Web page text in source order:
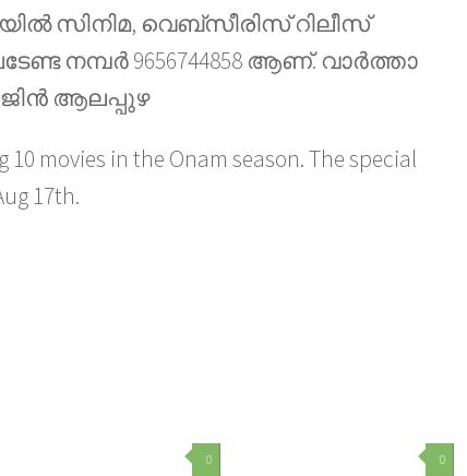
സിനിമ, വെബ്‌സീരിസ് റിലീസ്
നമ്പർ 9656744858 ആണ്. വാർത്താ
ആലപ്പുഴ
10 movies in the Onam season. The special
17th.
0 0